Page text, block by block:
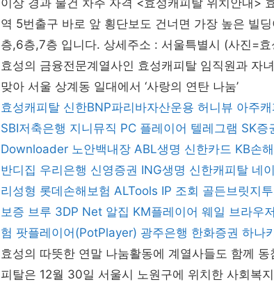
이상 경과 물건 차주 자격 <효성캐피탈 위치안내>
역 5번출구 바로 앞 횡단보도 건너면 가장 높은 빌
층,6층,7층 입니다. 상세주소 : 서울특별시 (사진=
효성의 금융전문계열사인 효성캐피탈 임직원과 자
맞아 서울 상계동 일대에서 ‘사랑의 연탄 나눔’
효성캐피탈 신한BNP파리바자산운용 허니뷰 아주
SBI저축은행 지니뮤직 PC 플레이어 텔레그램 SK증
Downloader 노안백내장 ABL생명 신한카드 KB손
반디집 우리은행 신영증권 ING생명 신한캐피탈 네
리성형 롯데손해보험 ALTools IP 조회 골든브릿지
보증 브루 3DP Net 알집 KM플레이어 웨일 브라우저
험 팟플레이어(PotPlayer) 광주은행 한화증권 하나
효성의 따뜻한 연말 나눔활동에 계열사들도 함께
피탈은 12월 30일 서울시 노원구에 위치한 사회복